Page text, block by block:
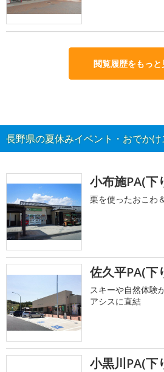
閲覧履歴をもっと
長野県の夏休みイベント・おでかけ
小布施PA(下
栗を使ったおこわ
佐久平PA(下
スキーや自然体験
アシスに直結
小黒川PA(下